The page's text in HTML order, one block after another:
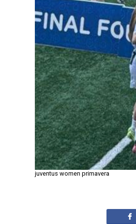
juventus women primavera